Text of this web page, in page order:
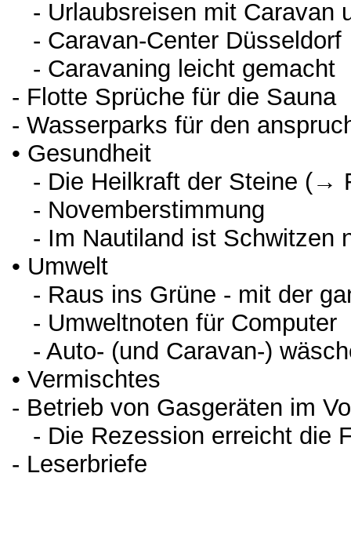
- Urlaubsreisen mit Caravan
- Caravan-Center Düsseldorf
- Caravaning leicht gemacht
- Flotte Sprüche für die Sauna
- Wasserparks für den
• Gesundheit
- Die Heilkraft der Steine (→
- Novemberstimmung
- Im Nautiland ist Schwitzen
• Umwelt
- Raus ins Grüne - mit der
- Umweltnoten für Computer
- Auto- (und Caravan-)
• Vermischtes
- Betrieb von Gasgeräten im
- Die Rezession erreicht die
- Leserbriefe